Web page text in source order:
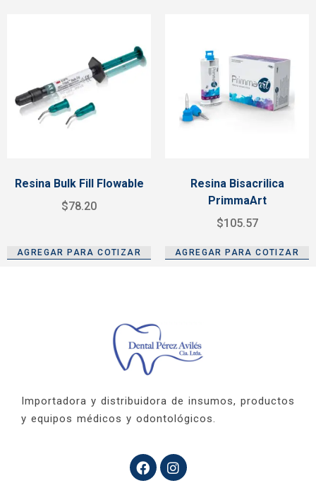
Resina Bulk Fill Flowable
$78.20
AGREGAR PARA COTIZAR
Resina Bisacrilica
PrimmaArt
$105.57
AGREGAR PARA COTIZAR
Importadora y distribuidora de insumos, productos
y equipos médicos y odontológicos.